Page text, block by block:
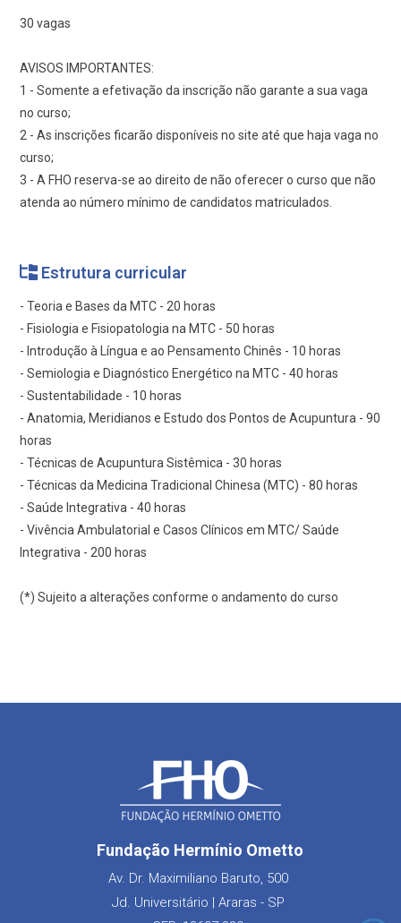
30 vagas
AVISOS IMPORTANTES:
1 - Somente a efetivação da inscrição não garante a sua vaga
no curso;
2 - As inscrições ficarão disponíveis no site até que haja vaga no
curso;
3 - A FHO reserva-se ao direito de não oferecer o curso que não
atenda ao número mínimo de candidatos matriculados.
Estrutura curricular
- Teoria e Bases da MTC - 20 horas
- Fisiologia e Fisiopatologia na MTC - 50 horas
- Introdução à Língua e ao Pensamento Chinês - 10 horas
- Semiologia e Diagnóstico Energético na MTC - 40 horas
- Sustentabilidade - 10 horas
- Anatomia, Meridianos e Estudo dos Pontos de Acupuntura - 90
horas
- Técnicas de Acupuntura Sistêmica - 30 horas
- Técnicas da Medicina Tradicional Chinesa (MTC) - 80 horas
- Saúde Integrativa - 40 horas
- Vivência Ambulatorial e Casos Clínicos em MTC/ Saúde
Integrativa - 200 horas
(*) Sujeito a alterações conforme o andamento do curso
Fundação Hermínio Ometto
Av. Dr. Maximiliano Baruto, 500
Jd. Universitário | Araras - SP